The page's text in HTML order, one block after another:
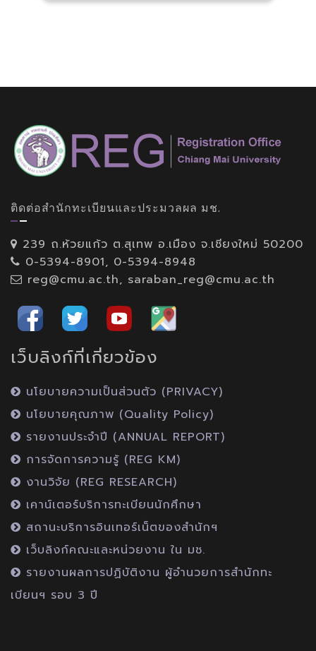
ติดต่อสำนักทะเบียนและประมวลผล มช.
239 ถ.ห้วยแก้ว ต.สุเทพ อ.เมือง จ.เชียงใหม่ 50200
0-5394-8901, 0-5394-8948
reg@cmu.ac.th, saraban_reg@cmu.ac.th
เว็บลิงก์ที่เกี่ยวข้อง
นโยบายความเป็นส่วนตัว (PRIVACY)
นโยบายคุณภาพ (Quality Policy)
รายงานประจำปี (ANNUAL REPORT)
การจัดการความรู้ (REG KM)
งานวิจัย (REG RESEARCH)
เคาน์เตอร์บริการทะเบียนนักศึกษา
สถานะบริการอินเทอร์เน็ตของสำนักฯ
เว็บลิงก์คณะและหน่วยงาน ใน มช.
รายงานผลการปฏิบัติงาน ผู้อำนวยการสำนักทะ
เบียนฯ รอบ 3 ปี